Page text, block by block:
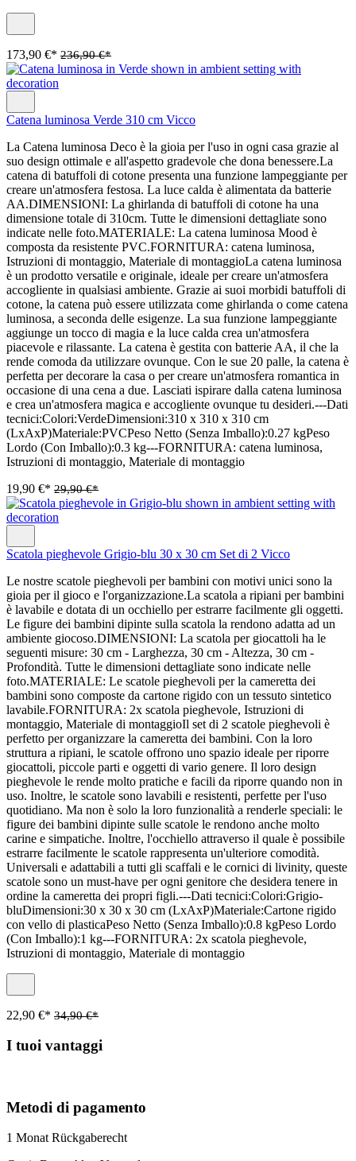
173,90 €* 236,90 €*
Catena luminosa Verde 310 cm Vicco
La Catena luminosa Deco è la gioia per l'uso in ogni casa grazie al
suo design ottimale e all'aspetto gradevole che dona benessere.La
catena di batuffoli di cotone presenta una funzione lampeggiante per
creare un'atmosfera festosa. La luce calda è alimentata da batterie
AA.DIMENSIONI: La ghirlanda di batuffoli di cotone ha una
dimensione totale di 310cm. Tutte le dimensioni dettagliate sono
indicate nelle foto.MATERIALE: La catena luminosa Mood è
composta da resistente PVC.FORNITURA: catena luminosa,
Istruzioni di montaggio, Materiale di montaggioLa catena luminosa
è un prodotto versatile e originale, ideale per creare un'atmosfera
accogliente in qualsiasi ambiente. Grazie ai suoi morbidi batuffoli di
cotone, la catena può essere utilizzata come ghirlanda o come catena
luminosa, a seconda delle esigenze. La sua funzione lampeggiante
aggiunge un tocco di magia e la luce calda crea un'atmosfera
piacevole e rilassante. La catena è gestita con batterie AA, il che la
rende comoda da utilizzare ovunque. Con le sue 20 palle, la catena è
perfetta per decorare la casa o per creare un'atmosfera romantica in
occasione di una cena a due. Lasciati ispirare dalla catena luminosa
e crea un'atmosfera magica e accogliente ovunque tu desideri.---Dati
tecnici:Colori:VerdeDimensioni:310 x 310 x 310 cm
(LxAxP)Materiale:PVCPeso Netto (Senza Imballo):0.27 kgPeso
Lordo (Con Imballo):0.3 kg---FORNITURA: catena luminosa,
Istruzioni di montaggio, Materiale di montaggio
19,90 €* 29,90 €*
Scatola pieghevole Grigio-blu 30 x 30 cm Set di 2 Vicco
Le nostre scatole pieghevoli per bambini con motivi unici sono la
gioia per il gioco e l'organizzazione.La scatola a ripiani per bambini
è lavabile e dotata di un occhiello per estrarre facilmente gli oggetti.
Le figure dei bambini dipinte sulla scatola la rendono adatta ad un
ambiente giocoso.DIMENSIONI: La scatola per giocattoli ha le
seguenti misure: 30 cm - Larghezza, 30 cm - Altezza, 30 cm -
Profondità. Tutte le dimensioni dettagliate sono indicate nelle
foto.MATERIALE: Le scatole pieghevoli per la cameretta dei
bambini sono composte da cartone rigido con un tessuto sintetico
lavabile.FORNITURA: 2x scatola pieghevole, Istruzioni di
montaggio, Materiale di montaggioIl set di 2 scatole pieghevoli è
perfetto per organizzare la cameretta dei bambini. Con la loro
struttura a ripiani, le scatole offrono uno spazio ideale per riporre
giocattoli, piccole parti e oggetti di vario genere. Il loro design
pieghevole le rende molto pratiche e facili da riporre quando non in
uso. Inoltre, le scatole sono lavabili e resistenti, perfette per l'uso
quotidiano. Ma non è solo la loro funzionalità a renderle speciali: le
figure dei bambini dipinte sulle scatole le rendono anche molto
carine e simpatiche. Inoltre, l'occhiello attraverso il quale è possibile
estrarre facilmente le scatole rappresenta un'ulteriore comodità.
Universali e adattabili a tutti gli scaffali e le cornici di livinity, queste
scatole sono un must-have per ogni genitore che desidera tenere in
ordine la cameretta dei propri figli.---Dati tecnici:Colori:Grigio-
bluDimensioni:30 x 30 x 30 cm (LxAxP)Materiale:Cartone rigido
con vello di plasticaPeso Netto (Senza Imballo):0.8 kgPeso Lordo
(Con Imballo):1 kg---FORNITURA: 2x scatola pieghevole,
Istruzioni di montaggio, Materiale di montaggio
22,90 €* 34,90 €*
I tuoi vantaggi
Metodi di pagamento
1 Monat Rückgaberecht